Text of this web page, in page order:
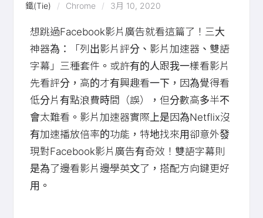
鐵(Tie) Chrome 3月 10, 2020
想跳過Facebook影片廣告就看這篇了！三大
神器為：「列出影片評分、影片加速器、雙語
字幕」三種套件。或許有的人跟我一樣看影片
先看評分，高的才有興趣看一下，因為覺得看
低分片有點浪費時間（誤），但分數高多半不
會太難看。影片加速器實際上是因為Netflix沒
有加速播放倍率的功能，特地找來用卻意外發
現對Facebook影片廣告有奇效！雙語字幕則
是為了邊看影片邊學英文了，搭配方向鍵更好
用。